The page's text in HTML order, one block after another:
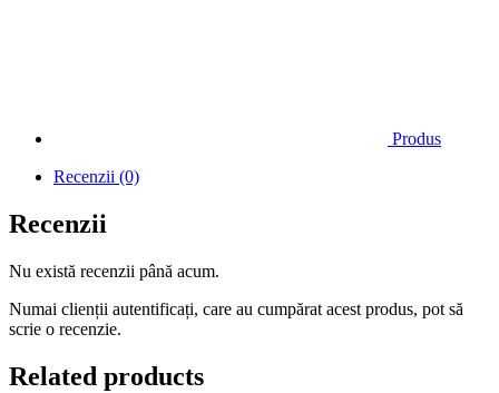
Produs
Recenzii (0)
Recenzii
Nu există recenzii până acum.
Numai clienții autentificați, care au cumpărat acest produs, pot să
scrie o recenzie.
Related products